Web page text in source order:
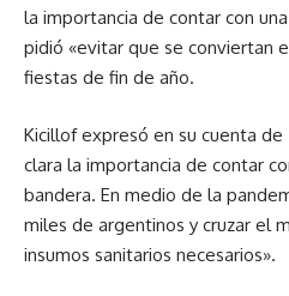
la importancia de contar con
pidió «evitar que se conviertan
fiestas de fin de año.
Kicillof expresó en su cuenta
clara la importancia de contar
bandera. En medio de la
miles de argentinos y cruzar el
insumos sanitarios necesarios».